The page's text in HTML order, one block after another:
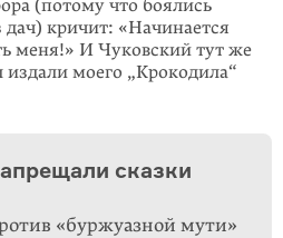
(потому что боялись
кричит: «Начинается
меня!» И Чуковский тут же
моего „Крокодила“
сказки
«буржуазной мути»